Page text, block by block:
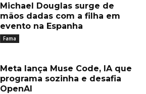
Michael Douglas surge de
mãos dadas com a filha em
evento na Espanha
Fama
Meta lança Muse Code, IA que
programa sozinha e desafia
OpenAI